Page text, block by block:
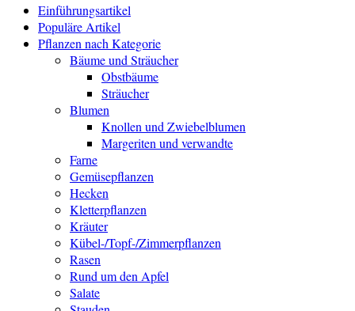
Einführungsartikel
Populäre Artikel
Pflanzen nach Kategorie
Bäume und Sträucher
Obstbäume
Sträucher
Blumen
Knollen und Zwiebelblumen
Margeriten und verwandte
Farne
Gemüsepflanzen
Hecken
Kletterpflanzen
Kräuter
Kübel-/Topf-/Zimmerpflanzen
Rasen
Rund um den Apfel
Salate